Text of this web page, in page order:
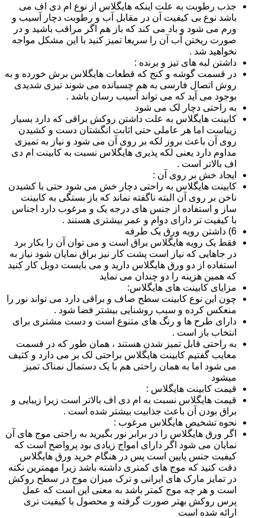
جذب رطوبت به علت اینکه هایگلاس از نوع ام دی اف می
باشد نوع بی کیفیت آن در مقابل آب و رطوبت دچار آسیب و
ورم می شود و باد می کند که باز هم اگر مراقب باشید و در
صورت ریختن آب آن را سریعا تمیز کنید با این مشکل مواجه
نخواهید شد .
داشتن لبه های تیز و برنده :
در قسمت گوشه و کنج که قطعات هایگلاس برش خورده و به
روش اتصال فارسی به هم چسبانده می شوند تیزی شدیدی
بوجود می آید که می تواند آسیب رسان باشد .
به راحتی دچار لک می شود
کابینت هایگلاس به علت داشتن روکش براقی که دارد بسیار
زیباست اما هر عاملی حتی اثابت انگشتان دست و کشیدن
روی آن باعث بروز لکه بر روی آن می شود و نیاز به تمیزی
مداوم دارد یعنی لکه پذیری هایگلاس نسبت به کابینت ام دی
اف بالاتر است .
ایجاد خش بر روی آن :
کابینت هایگلاس به راحتی دچار خش می شود حتی با کشیدن
ناخن بر روی آن البته ناگفته نماند که باز بستگی به کابینت
ساز و استفاده از جنس های درجه یک و مرغوب دارد اجناس
با کیفیت تر دارای دوام و عمر بیشتری هستند .
6) داشتن رویه ورق یک طرفه
فقط یک رویه هایگلاس براق است و می توان آن را بکار برد
در جاهایی که نیاز است پشت کار نیز براق نمایان شود نیاز به
استفاده از دو ورق هایگلاس دارید و می بایست دوبل کار کنید
که همین هزینه را دو چندان می نماید
مزایای کابینت های هایگلاس:
چون این نوع کابینت سطح صاف و براقی دارد می تواند نور را
منعکس کرده و سبب روشنایی بیشتر فضا شود .
دارای طرح ها و رنگ های متنوع است و دست مشتری برای
انتخاب باز است .
به راحتی قابل تمیز شدن هستند ، همان طور که در قسمت
معایب گفتیم کابینت هایگلاس براحتی لک بر می دارد و کثیف
می شود اما به همان راحتی هم با یک دستمال نمناک تمیز
میشود
قیمت کابینت هایگلاس :
قیمت هایگلاس نسبت به ام دی اف بالاتر است زیرا زیبایی و
براق بودن آن باعث جذابیت بیشتر شده است .
نحوه تشخیص هایگلاس مرغوب :
اگر ورق هایگلاس را در برابر نور بگیرید به راحتی موج های آن
نمایان می شود اگر دارای امواج زیادی بود پرواضح است که
کیفیت جنس پایین است پس در هنگام خرید ورق هایگلاس
دقت کنید که موج های کمتری داشته باشد زیرا مهمترین نکته
در تمایز مارک های ایرانی و ترک میزان موج در سطح روکش
است و هر چه موج کمتر باشد به معنی این است که عمل
پرس روکش بهتر صورت گرفته و محصول با کیفیت تری
ارائه شده است